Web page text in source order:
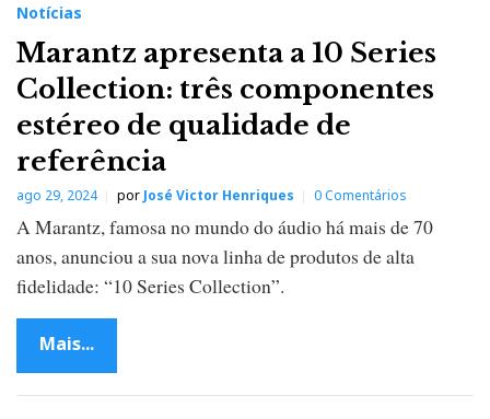
Notícias
Marantz apresenta a 10 Series
Collection: três componentes
estéreo de qualidade de
referência
ago 29, 2024 por José Victor Henriques 0 Comentários
A Marantz, famosa no mundo do áudio há mais de 70
anos, anunciou a sua nova linha de produtos de alta
fidelidade: “10 Series Collection”.
Mais...